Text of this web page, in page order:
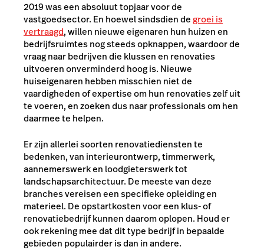
2019 was een absoluut topjaarvoor de
vastgoedsector. En hoewel sindsdien de groei is
vertraagd, willen nieuwe eigenaren hun huizen en
bedrijfsruimtes nog steeds opknappen, waardoor de
vraag naar bedrijven die klussen en renovaties
uitvoeren onverminderd hoog is. Nieuwe
huiseigenaren hebben misschien niet de
vaardigheden of expertise om hun renovaties zelf uit
te voeren, en zoeken dus naar professionals om hen
daarmee te helpen.
Er zijn allerlei soorten renovatiediensten te
bedenken, van interieurontwerp, timmerwerk,
aannemerswerk en loodgieterswerk tot
landschapsarchitectuur. De meeste van deze
branches vereisen een specifieke opleiding en
materieel. De opstartkosten voor een klus- of
renovatiebedrijf kunnen daarom oplopen. Houd er
ook rekening mee dat dit type bedrijf in bepaalde
gebieden populairder is dan in andere.